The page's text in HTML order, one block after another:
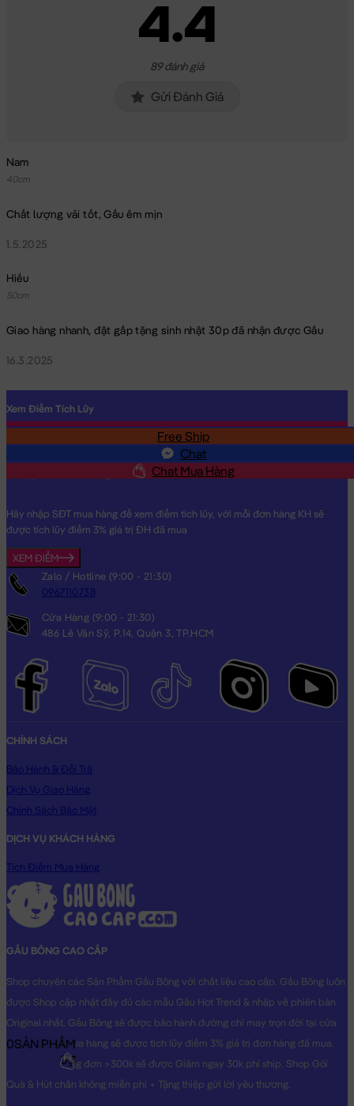
Gấu Panda ngồi Cosplay Bông Hoa
4.4
89 đánh giá
Gửi Đánh Giá
Nam
40cm
Chất lượng vải tốt, Gấu êm mịn
1.5.2025
Hiếu
50cm
Giao hàng nhanh, đặt gấp tặng sinh nhật 30p đã nhận được Gấu
16.3.2025
Free Ship
Chat
Chat Mua Hàng
Xem Điểm Tích Lũy
Hãy nhập SĐT mua hàng để xem điểm tích lũy, với mỗi đơn hàng KH sẽ
được tích lũy điểm 3% giá trị ĐH đã mua
XEM ĐIỂM
Zalo / Hotline (9:00 - 21:30)
0967110738
Cửa Hàng (9:00 - 21:30)
486 Lê Văn Sỹ, P.14, Quận 3, TP.HCM
CHÍNH SÁCH
Bảo Hành & Đổi Trả
Dịch Vụ Giao Hàng
Chính Sách Bảo Mật
DỊCH VỤ KHÁCH HÀNG
Tích Điểm Mua Hàng
GẤU BÔNG CAO CẤP
Shop chuyên các Sản Phẩm Gấu Bông với chất liệu cao cấp. Gấu Bông luôn
được Shop cập nhật đầy đủ các mẫu Gấu Hot Trend & nhập về phiên bản
Original nhất. Gấu Bông sẽ được bảo hành đường chỉ may trọn đời tại cửa
hàng, Khách mua hàng sẽ được tích lũy điểm 3% giá trị đơn hàng đã mua.
Khách mua hàng đơn >300k sẽ được Giảm ngay 30k phí ship. Shop Gói
Quà & Hút chân không miễn phí + Tặng thiệp gửi lời yêu thương.
0SẢN PHẨM
0₫